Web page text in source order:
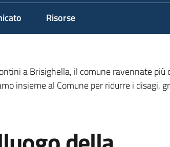
Risorse
a Brisighella, il comune ravennate
insieme al Comune per ridurre i disagi,